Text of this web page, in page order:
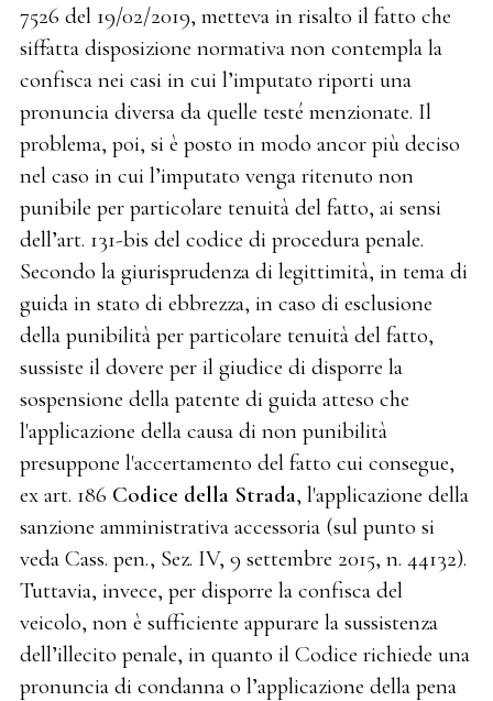
7526 del 19/02/2019, metteva in risalto il fatto che
siffatta disposizione normativa non contempla la
confisca nei casi in cui l’imputato riporti una
pronuncia diversa da quelle testé menzionate. Il
problema, poi, si è posto in modo ancor più deciso
nel caso in cui l’imputato venga ritenuto non
punibile per particolare tenuità del fatto, ai sensi
dell’art. 131-bis del codice di procedura penale.
Secondo la giurisprudenza di legittimità, in tema di
guida in stato di ebbrezza, in caso di esclusione
della punibilità per particolare tenuità del fatto,
sussiste il dovere per il giudice di disporre la
sospensione della patente di guida atteso che
l'applicazione della causa di non punibilità
presuppone l'accertamento del fatto cui consegue,
ex art. 186 Codice della Strada, l'applicazione della
sanzione amministrativa accessoria (sul punto si
veda Cass. pen., Sez. IV, 9 settembre 2015, n. 44132).
Tuttavia, invece, per disporre la confisca del
veicolo, non è sufficiente appurare la sussistenza
dell’illecito penale, in quanto il Codice richiede una
pronuncia di condanna o l’applicazione della pena